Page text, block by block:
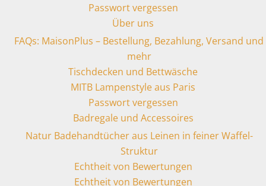
Passwort vergessen
Über uns
FAQs: MaisonPlus – Bestellung, Bezahlung, Versand und
mehr
Tischdecken und Bettwäsche
MITB Lampenstyle aus Paris
Passwort vergessen
Badregale und Accessoires
Natur Badehandtücher aus Leinen in feiner Waffel-
Struktur
Echtheit von Bewertungen
Echtheit von Bewertungen